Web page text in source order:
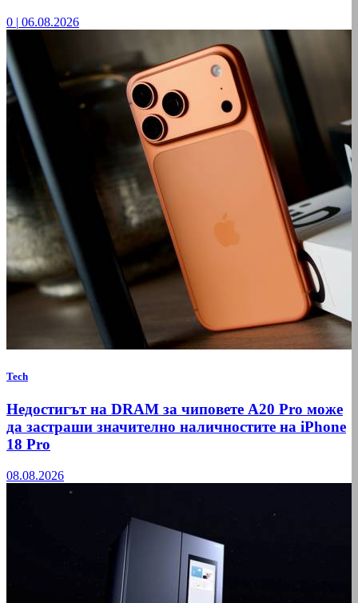
0 | 06.08.2026
Tech
Недостигът на DRAM за чиповете A20 Pro може
да застраши значително наличностите на iPhone
18 Pro
08.08.2026